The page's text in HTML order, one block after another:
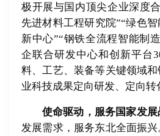
极开展与国内顶尖企业深度
先进材料工程研究院”“绿色
新中心”“钢铁全流程智能制
企联合研发中心和创新平台
料、工艺、装备等关键领域
业科技成果定向研发、定向转
使命驱动，服务国家发展
发展需求，服务东北全面振